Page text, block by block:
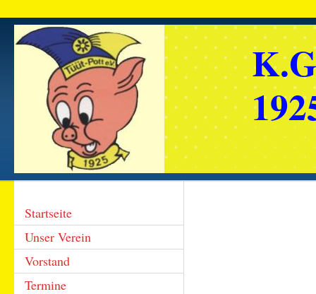
Startseite
Unser Verein
Vorstand
Termine